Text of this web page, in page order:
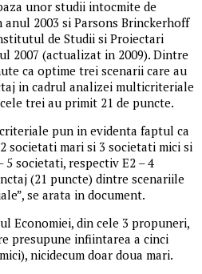
unor studii intocmite de
2003 si Parsons Brinckerhoff
de Studii si Proiectari
2007 (actualizat in 2009). Dintre
ca optime trei scenarii care au
in cadrul analizei multicriteriale
trei au primit 21 de puncte.
pun in evidenta faptul ca
societati mari si 3 societati mici si
5 societati, respectiv E2 – 4
(21 puncte) dintre scenariile
se arata in document.
Economiei, din cele 3 propuneri,
presupune infiintarea a cinci
nicidecum doar doua mari.